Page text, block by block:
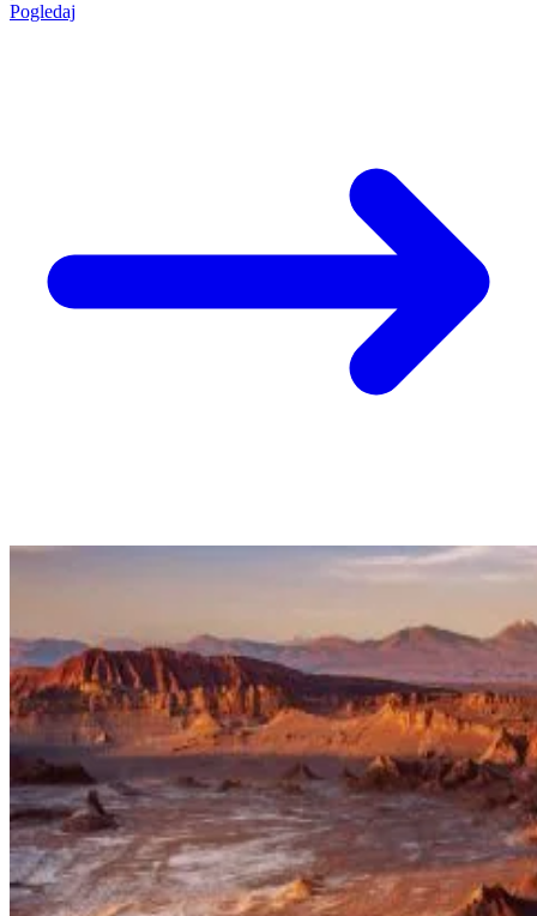
Pogledaj